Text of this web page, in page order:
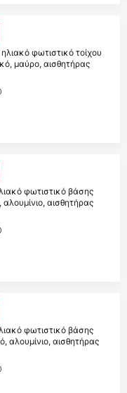
φωτιστικό τοίχου
μαύρο, αισθητήρας
φωτιστικό βάσης
αισθητήρας
φωτιστικό βάσης
αλουμίνιο, αισθητήρας